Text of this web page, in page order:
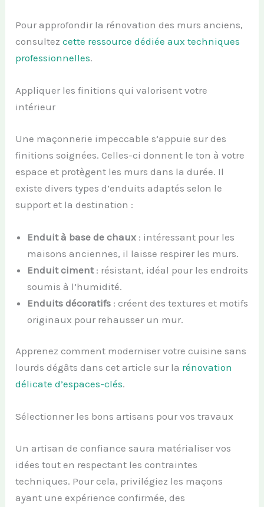
Pour approfondir la rénovation des murs anciens,
consultezcette ressource dédiée aux techniques
professionnelles.
Appliquer les finitions qui valorisent votre
intérieur
Une maçonnerie impeccable s’appuie sur des
finitions soignées. Celles-ci donnent le ton à votre
espace et protègent les murs dans la durée. Il
existe divers types d’enduits adaptés selon le
support et la destination :
Enduit à base de chaux : intéressant pour les
maisons anciennes, il laisse respirer les murs.
Enduit ciment: résistant, idéal pour les endroits
soumis à l’humidité.
Enduits décoratifs : créent des textures et motifs
originaux pour rehausser un mur.
Apprenez comment moderniser votre cuisine sans
lourds dégâts dans cet article sur la rénovation
délicate d’espaces-clés.
Sélectionner les bons artisans pour vos travaux
Un artisan de confiance saura matérialiser vos
idées tout en respectant les contraintes
techniques. Pour cela, privilégiez les maçons
ayant une expérience confirmée, des